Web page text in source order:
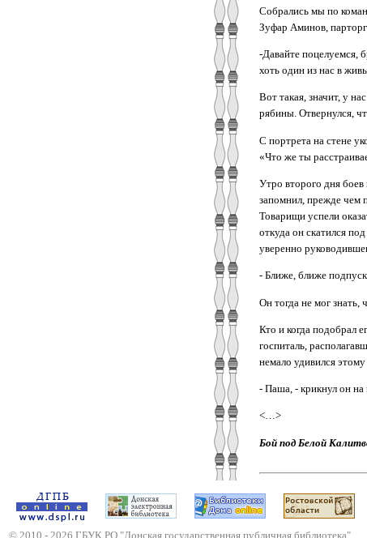
Собрались мы по
Зуфар Аминов,
‑Давайте поцелуемся,
хоть один из нас в
Вот такая, значит, у
рябины. Отвернулся,
С портрета на стене
«Что же ты
Утро второго дня
запомнил, прежде чем
Товарищи успели
откуда он скатился
уверенно
‑ Ближе, ближе
Он тогда не мог знать,
Кто и когда подобрал
госпиталь,
немало удивился этому
‑ Паша, ‑ крикнул он
<…>
Бой под Белой
© 2010 - 2026 ГБУК РО "Донская государственная публичная библиотека"